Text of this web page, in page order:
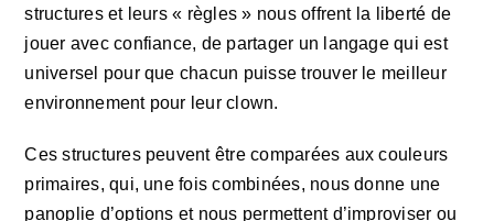
structures et leurs « règles » nous offrent la liberté de
jouer avec confiance, de partager un langage qui est
universel pour que chacun puisse trouver le meilleur
environnement pour leur clown.
Ces structures peuvent être comparées aux couleurs
primaires, qui, une fois combinées, nous donne une
panoplie d’options et nous permettent d’improviser ou